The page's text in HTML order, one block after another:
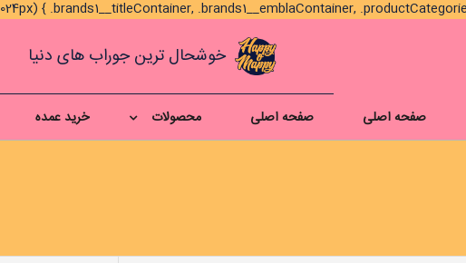
خوشحال ترین جوراب های دنیا
صفحه اصلی صفحه اصلی محصولات خرید عمده